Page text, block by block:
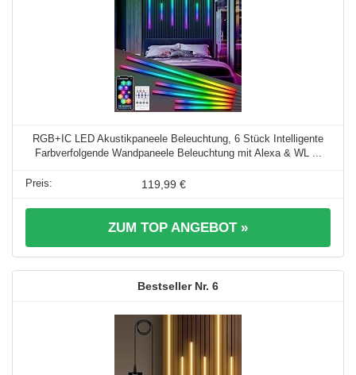
RGB+IC LED Akustikpaneele Beleuchtung, 6 Stück Intelligente
Farbverfolgende Wandpaneele Beleuchtung mit Alexa & WL ...
119,99 €
ZUM TOP ANGEBOT »
6